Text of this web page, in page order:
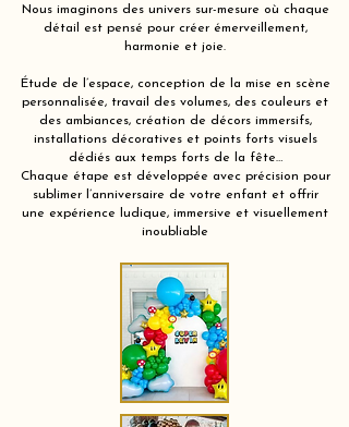
Nous imaginons des univers sur-mesure où chaque
détail est pensé pour créer émerveillement,
harmonie et joie.
Étude de l’espace, conception de la mise en scène
personnalisée, travail des volumes, des couleurs et
des ambiances, création de décors immersifs,
installations décoratives et points forts visuels
dédiés aux temps forts de la fête…
Chaque étape est développée avec précision pour
sublimer l’anniversaire de votre enfant et offrir
une expérience ludique, immersive et visuellement
inoubliable